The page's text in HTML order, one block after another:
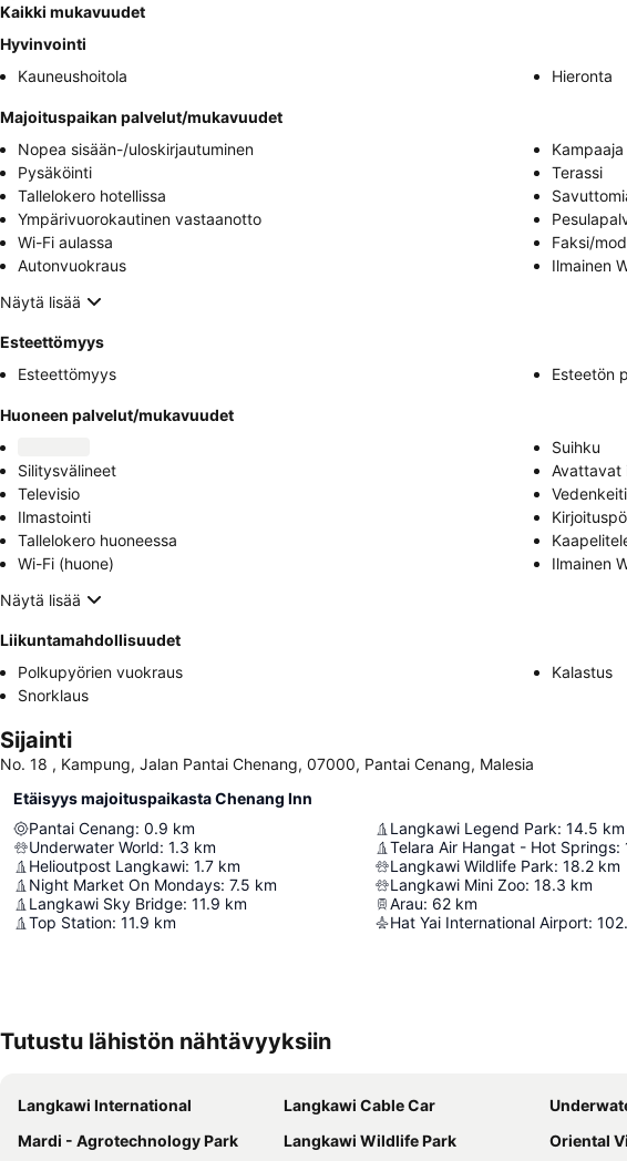
Kaikki mukavuudet
Hyvinvointi
Kauneushoitola
Hieronta
Majoituspaikan palvelut/mukavuudet
Nopea sisään-/uloskirjautuminen
Kampaaja
Pysäköinti
Terassi
Tallelokero hotellissa
Ympärivuorokautinen vastaanotto
Wi-Fi aulassa
Faksi/
Autonvuokraus
Ilmainen
Näytä lisää
Esteettömyys
Esteettömyys
Esteetön
Huoneen palvelut/mukavuudet
Suihku
Silitysvälineet
Avattavat
Televisio
Ilmastointi
Tallelokero huoneessa
Wi-Fi (huone)
Ilmainen
Näytä lisää
Liikuntamahdollisuudet
Polkupyörien vuokraus
Kalastus
Snorklaus
Sijainti
No. 18 , Kampung, Jalan Pantai Chenang, 07000, Pantai Cenang, Malesia
Etäisyys majoituspaikasta Chenang Inn
Pantai Cenang: 0.9 km
Underwater World: 1.3 km
Helioutpost Langkawi: 1.7 km
Night Market On Mondays: 7.5 km
Langkawi Sky Bridge: 11.9 km
Top Station: 11.9 km
Langkawi Legend Park: 14.5 km
Telara Air Hangat - Hot Springs:
Langkawi Wildlife Park: 18.2 km
Langkawi Mini Zoo: 18.3 km
Arau: 62 km
Hat Yai International Airport:
Tutustu lähistön nähtävyyksiin
Langkawi International Langkawi Cable Car
Mardi - Agrotechnology Park
Langkawi Wildlife Park Oriental